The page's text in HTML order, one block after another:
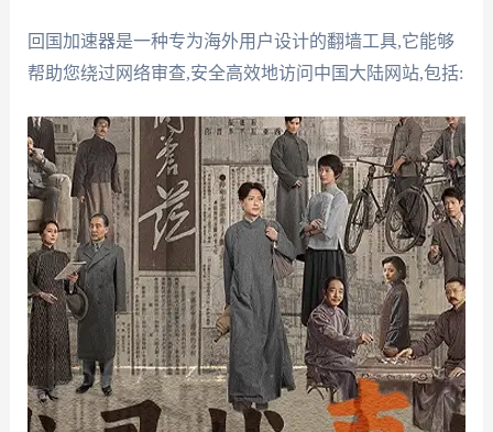
回国加速器是一种专为海外用户设计的翻墙工具,它能够
帮助您绕过网络审查,安全高效地访问中国大陆网站,包括: